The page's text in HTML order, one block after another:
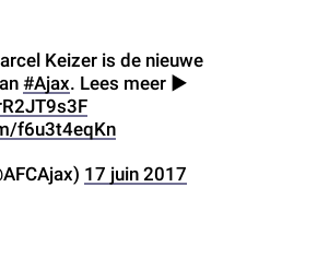
Keizer is de nieuwe
#Ajax. Lees meer ▶
f6u3t4eqKn
17 juin 2017